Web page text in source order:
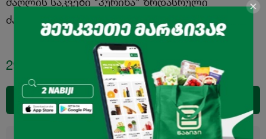
ძაღლებისათვის, საქონლის ხორცით 1,5კგ
29.95
დამატება